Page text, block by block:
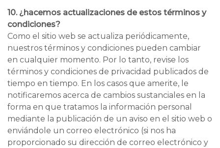
10. ¿hacemos actualizaciones de estos términos y
condiciones?
Como el sitio web se actualiza periódicamente,
nuestros términos y condiciones pueden cambiar
en cualquier momento. Por lo tanto, revise los
términos y condiciones de privacidad publicados de
tiempo en tiempo. En los casos que amerite, le
notificaremos acerca de cambios sustanciales en la
forma en que tratamos la información personal
mediante la publicación de un aviso en el sitio web o
enviándole un correo electrónico (si nos ha
proporcionado su dirección de correo electrónico y